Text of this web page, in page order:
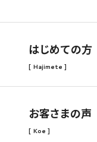
はじめての方
[ Hajimete ]
お客さまの声
[ Koe ]